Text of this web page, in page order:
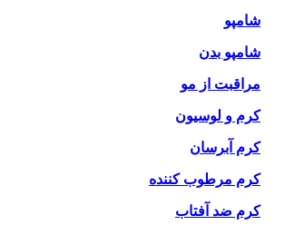
شامپو
شامپو بدن
مراقبت از مو
کرم و لوسیون
کرم آبرسان
کرم مرطوب کننده
کرم ضد آفتاب